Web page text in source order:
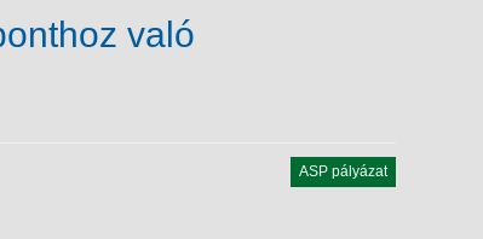
való
ASP pályázat